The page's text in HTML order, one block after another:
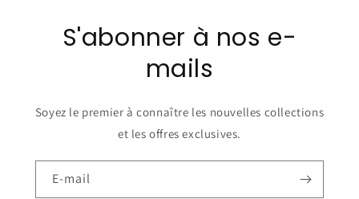
S'abonner à nos e-
mails
Soyez le premier à connaître les nouvelles collections
et les offres exclusives.
E-mail